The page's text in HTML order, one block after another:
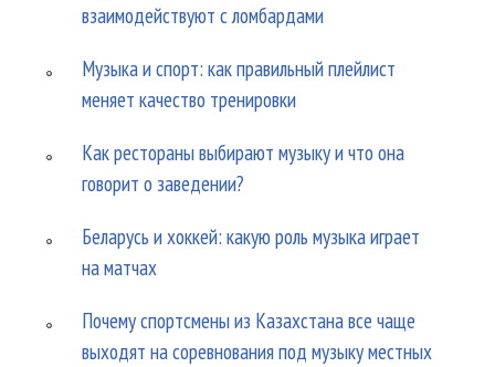
взаимодействуют с ломбардами
Музыка и спорт: как правильный плейлист
меняет качество тренировки
Как рестораны выбирают музыку и что она
говорит о заведении?
Беларусь и хоккей: какую роль музыка играет
на матчах
Почему спортсмены из Казахстана все чаще
выходят на соревнования под музыку местных